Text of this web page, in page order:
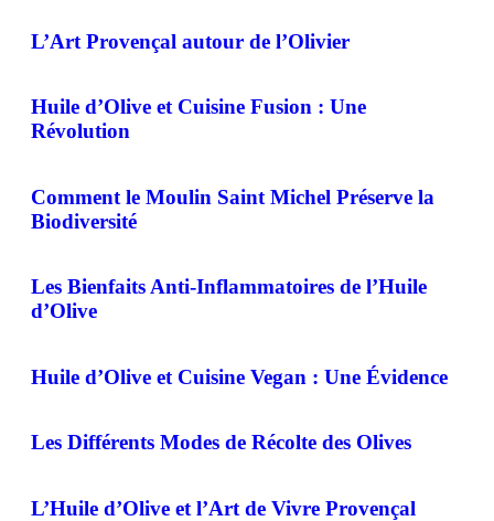
L’Art Provençal autour de l’Olivier
Huile d’Olive et Cuisine Fusion : Une
Révolution
Comment le Moulin Saint Michel Préserve la
Biodiversité
Les Bienfaits Anti-Inflammatoires de l’Huile
d’Olive
Huile d’Olive et Cuisine Vegan : Une Évidence
Les Différents Modes de Récolte des Olives
L’Huile d’Olive et l’Art de Vivre Provençal